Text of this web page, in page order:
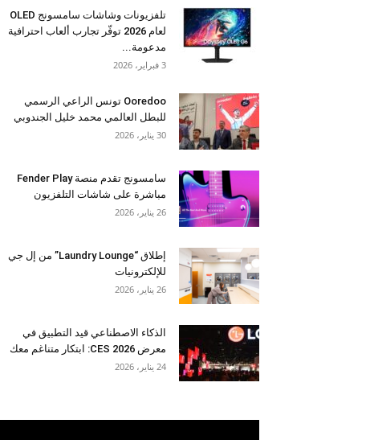
تلفزيونات وشاشات سامسونج OLED
لعام 2026 توفّر تجارب ألعاب احترافية
مدعومة...
3 فبراير، 2026
Ooredoo تونس الراعي الرسمي
للبطل العالمي محمد خليل الجندوبي
30 يناير، 2026
سامسونج تقدم منصة Fender Play
مباشرة على شاشات التلفزيون
26 يناير، 2026
إطلاق “Laundry Lounge” من إل جي
للإلكترونيات
26 يناير، 2026
الذكاء الاصطناعي قيد التطبيق في
معرض CES 2026: ابتكار متناغم معك
24 يناير، 2026